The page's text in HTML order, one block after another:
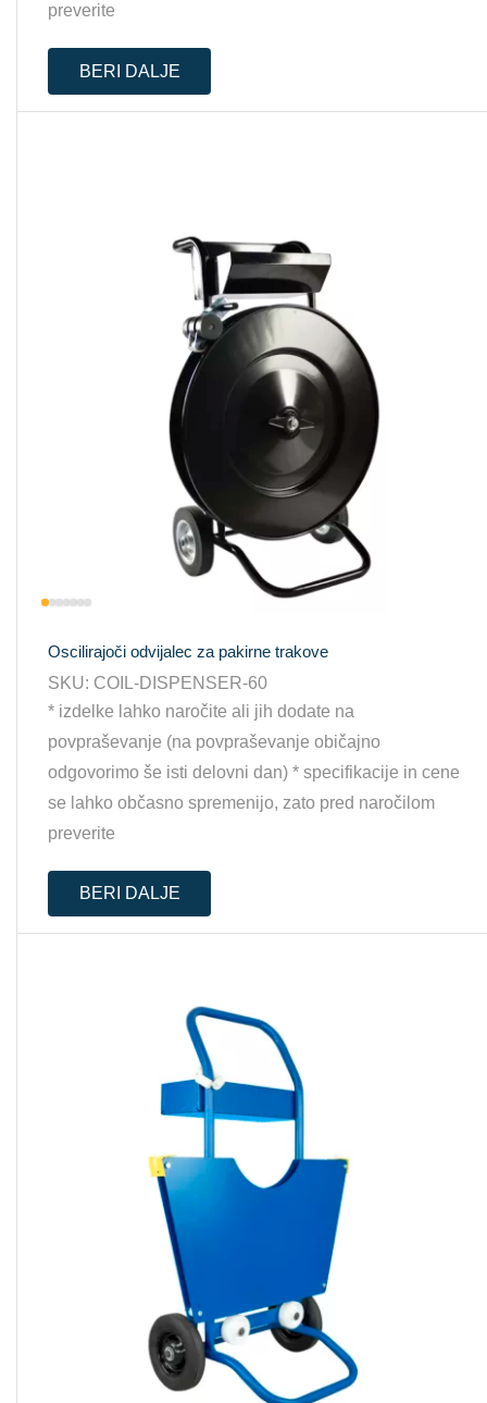
preverite
BERI DALJE
Oscilirajoči odvijalec za pakirne trakove
SKU: COIL-DISPENSER-60
* izdelke lahko naročite ali jih dodate na
povpraševanje (na povpraševanje običajno
odgovorimo še isti delovni dan) * specifikacije in cene
se lahko občasno spremenijo, zato pred naročilom
preverite
BERI DALJE